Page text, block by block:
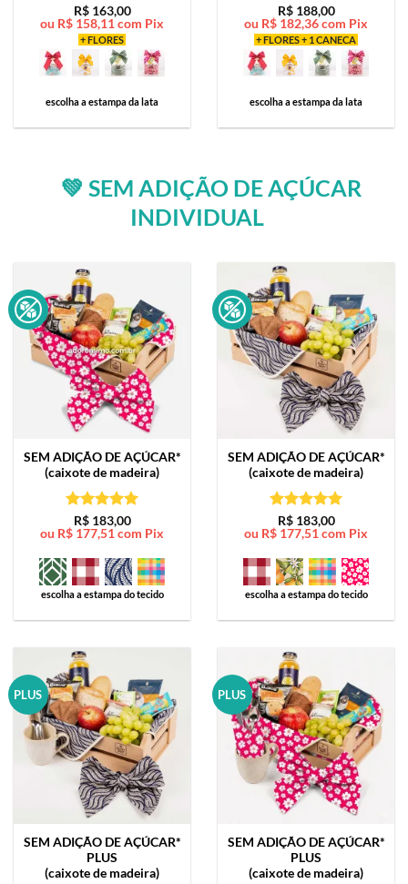
Avaliação5
de 5
R$163,00
ou R$ 158,11 com Pix
+ FLORES
escolha a estampa da lata
Avaliação5
de 5
R$188,00
ou R$ 182,36com Pix
+ FLORES + 1 CANECA
escolha a estampa da lata
💚 SEM ADIÇÃO DE AÇÚCAR
INDIVIDUAL
SEM ADIÇÃO DE AÇÚCAR*
(caixote de madeira)
Avaliação5
de 5
R$183,00
ou R$ 177,51com Pix
escolha a estampa do tecido
SEM ADIÇÃO DE AÇÚCAR*
(caixote de madeira)
Avaliação5
de 5
R$183,00
ou R$ 177,51com Pix
escolha a estampa do tecido
PLUS
SEM ADIÇÃO DE AÇÚCAR*
PLUS
(caixote de madeira)
PLUS
SEM ADIÇÃO DE AÇÚCAR*
PLUS
(caixote de madeira)